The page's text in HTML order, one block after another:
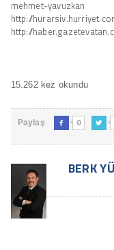
mehmet-yavuzkan
http://
http://
15.262 kez okundu
Paylaş  0 
BERK